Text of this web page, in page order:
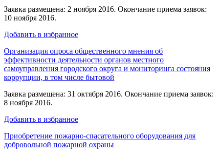
Заявка размещена: 2 ноября 2016. Окончание приема заявок:
10 ноября 2016.
Добавить в избранное
Организация опроса общественного мнения об
эффективности деятельности органов местного
самоуправления городского округа и мониторинга состояния
коррупции, в том числе бытовой
Заявка размещена: 31 октября 2016. Окончание приема заявок:
8 ноября 2016.
Добавить в избранное
Приобретение пожарно-спасательного оборудования для
добровольной пожарной охраны